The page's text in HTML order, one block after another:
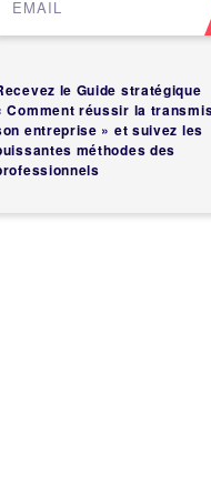
le Guide stratégique
Comment réussir la
entreprise » et suivez les
méthodes des